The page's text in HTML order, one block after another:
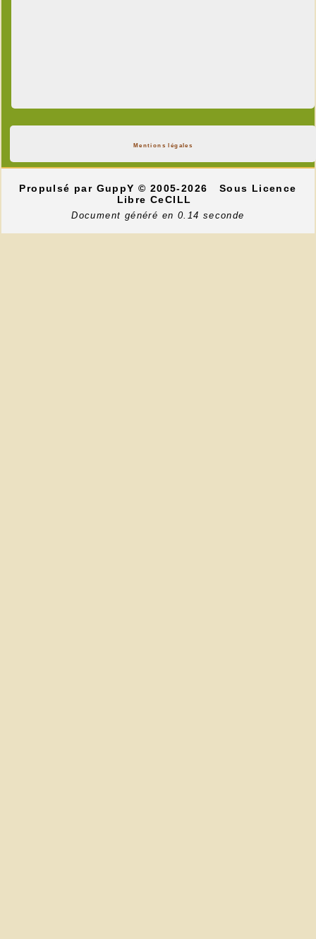
Mentions légales
Propulsé par GuppY© 2005-2026
Sous Licence
Libre CeCILL
Document généré en 0.14 seconde